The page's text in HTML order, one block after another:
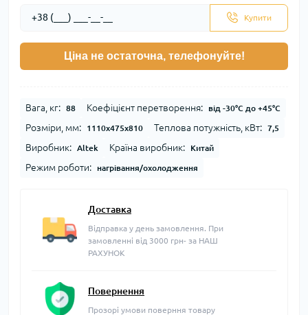
Купити
Ціна не остаточна, телефонуйте!
Вага, кг: 88 Коефіцієнт перетворення: від -30°С до +45°С
Розміри, мм: 1110x475x810 Теплова потужність, кВт: 7,5
Виробник: Altek Країна виробник: Китай
Режим роботи: нагрівання/охолодження
Доставка
Відправка у день замовлення. При
замовленні від 3000 грн- за НАШ
РАХУНОК
Повернення
Прозорі умови поверння товару